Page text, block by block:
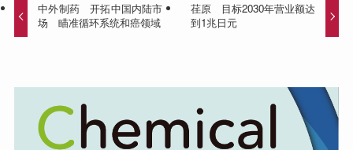
中外制药 开拓中国内陆市
场 瞄准循环系统和癌领域
荏原 目标2030年营业额达
到1兆日元